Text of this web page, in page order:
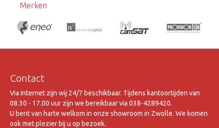
Merken
Contact
Via internet zijn wij 24/7 beschikbaar. Tijdens kantoortijden van
08.30 - 17.00 uur zijn we bereikbaar via 038-4289420.
U bent van harte welkom in onze showroom in Zwolle. We komen
ook met plezier bij u op bezoek.